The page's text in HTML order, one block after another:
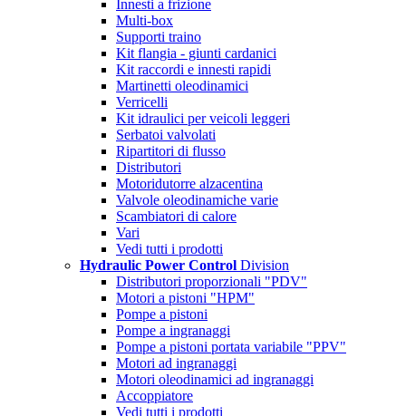
Innesti a frizione
Multi-box
Supporti traino
Kit flangia - giunti cardanici
Kit raccordi e innesti rapidi
Martinetti oleodinamici
Verricelli
Kit idraulici per veicoli leggeri
Serbatoi valvolati
Ripartitori di flusso
Distributori
Motoridutorre alzacentina
Valvole oleodinamiche varie
Scambiatori di calore
Vari
Vedi tutti i prodotti
Hydraulic Power Control Division
Distributori proporzionali "PDV"
Motori a pistoni "HPM"
Pompe a pistoni
Pompe a ingranaggi
Pompe a pistoni portata variabile "PPV"
Motori ad ingranaggi
Motori oleodinamici ad ingranaggi
Accoppiatore
Vedi tutti i prodotti